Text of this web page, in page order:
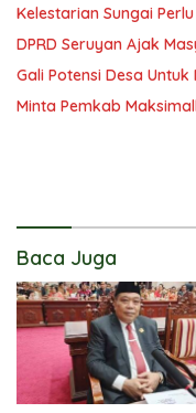
Kelestarian Sungai
DPRD Seruyan Ajak
Gali Potensi Desa Untuk
Minta Pemkab
Baca Juga